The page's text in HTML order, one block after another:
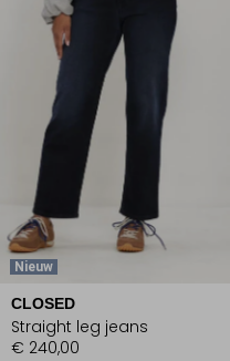
Nieuw
CLOSED
Straight leg jeans
€ 240,00